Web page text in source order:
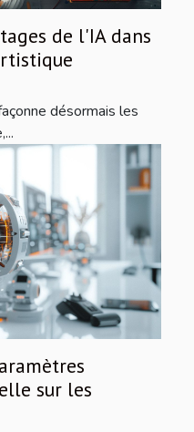
de l'IA dans
désormais les
sur les